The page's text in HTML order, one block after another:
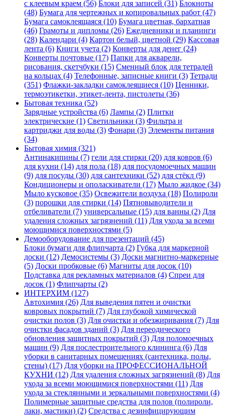
с клеевым краем (56) Блоки для записей (31) Блокноты
(48) Бумага для чертежных и копировальных работ (47)
Бумага самоклеящаяся (10) Бумага цветная, бархатная
(46) Грамоты и дипломы (26) Ежедневники и планинги
(28) Календари (4) Картон белый, цветной (29) Кассовая
лента (6) Книги учета (2) Конверты для денег (24)
Конверты почтовые (17) Папки для акварели,
рисования, скетчбуки (15) Сменный блок для тетрадей
на кольцах (4) Телефонные, записные книги (3) Тетради
(351) Флажки-закладки самоклеящиеся (10) Ценники,
термоэтикетки, этикет-лента, пистолеты (36)
Бытовая техника (52)
Зарядные устройства (6) Лампы (2) Плитки
электрические (1) Светильники (3) Фильтра и
картриджи для воды (3) Фонари (3) Элементы питания
(34)
Бытовая химия (321)
Антинакипины (7) гели для стирки (20) для ковров (6)
для кухни (14) для пола (18) для посудомоечных машин
(9) для посуды (30) для сантехники (52) для стёкл (9)
Кондиционеры и ополаскиватели (17) Мыло жидкое (34)
Мыло кусковое (35) Освежители воздуха (18) Полироли
(3) порошки для стирки (14) Пятновыводители и
отбеливатели (7) универсальные (15) для ванны (2) Для
удаления сложных загрязнений (11) Для ухода за всеми
моющимися поверхностями (5)
Демооборудование для презентаций (45)
Блоки бумаги для флипчарта (2) Губка для маркерной
доски (12) Демосистемы (3) Доски магнитно-маркерные
(5) Доски пробковые (6) Магниты для досок (10)
Подставка для рекламных материалов (4) Спреи для
досок (1) Флипчарты (2)
ИНТЕРХИМ (127)
Автохимия (26) Для выведения пятен и очистки
ковровых покрытий (7) Для глубокой химической
очистки полов (3) Для очистки и обезжиривания (7) Для
очистки фасадов зданий (3) Для переодического
обновления защитных покрытий (3) Для поломоечных
машин (9) Для послестроительного клининга (6) Для
уборки в санитарных помещениях (сантехника, полы,
стены) (17) Для уборки на ПРОФЕССИОНАЛЬНОЙ
КУХНИ (12) Для удаления сложных загрязнений (8) Для
ухода за всеми моющимися поверхностями (11) Для
ухода за стеклянными и зеркальными поверхностями (4)
Полимерные защитные средства для полов (полироли,
лаки, мастики) (2) Средства с дезинфицирующим